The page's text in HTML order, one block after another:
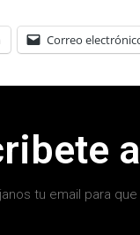
Correo
tu email para